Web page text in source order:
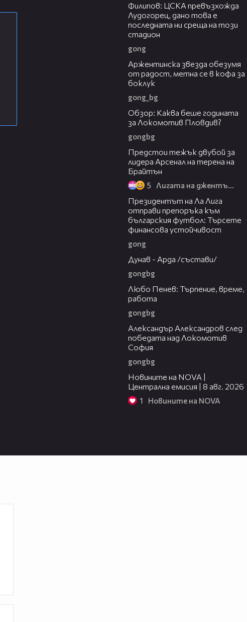
Филипов: ЦСКА превъзхожда
Лудогорец, дано това е
последната ни среща на този
стадион
gong
Аржентинска звезда обезумя
от радост, метна се в кофа за
боклук
gong_bg
Обзор: Каква беше годината
за Локомотив Пловдив?
gongbg
Предстои тежък двубой за
лидера Арсенал на терена на
Брайтън
5 Лигата на джентълмените
Президентът на Ла Лига
отправи препоръка към
българския футбол: Търсете
финансова устойчивост
gong
Дунав - Арда /състави/
gongbg
Любо Пенев: Търпение, време,
работа
gongbg
Александър Александров след
победата над Локомотив
София
gongbg
Новините на NOVA |
Централна емисия | 8 авг. 2026
1 Новините на NOVA